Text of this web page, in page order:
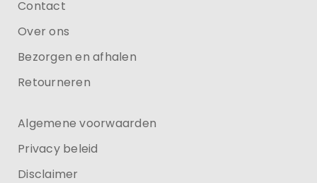
Contact
Over ons
Bezorgen en afhalen
Retourneren
Algemene voorwaarden
Privacy beleid
Disclaimer